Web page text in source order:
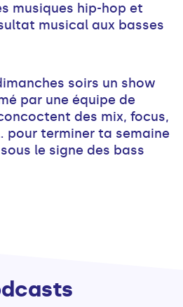
musiques hip-hop et
musical aux basses
soirs un show
par une équipe de
des mix, focus,
pour terminer ta semaine
le signe des bass